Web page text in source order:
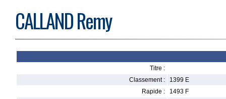
CALLAND Remy
Titre :
Classement :
1399 E
Rapide :
1493 F